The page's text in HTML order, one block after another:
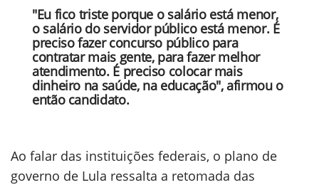
"Eu fico triste porque o salário está menor,
o salário do servidor público está menor. É
preciso fazer concurso público para
contratar mais gente, para fazer melhor
atendimento. É preciso colocar mais
dinheiro na saúde, na educação", afirmou o
então candidato.
Ao falar das instituições federais, o plano de
governo de Lula ressalta a retomada das